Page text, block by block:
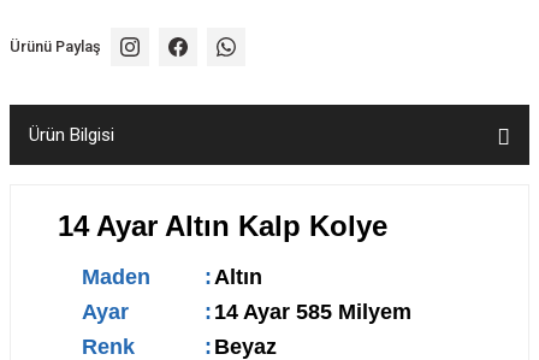
Ürünü Paylaş
Ürün Bilgisi
14 Ayar Altın Kalp Kolye
Maden :Altın
Ayar
: 14 Ayar 585 Milyem
Renk
: Beyaz